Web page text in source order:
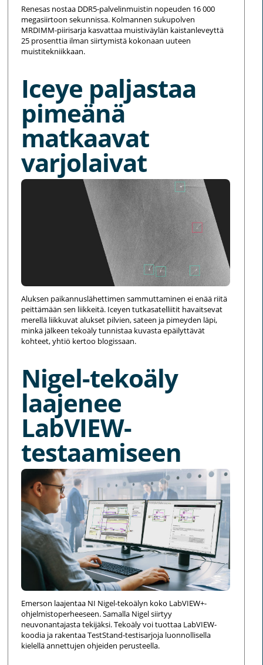
Renesas nostaa DDR5-palvelinmuistin nopeuden 16 000
megasiirtoon sekunnissa. Kolmannen sukupolven
MRDIMM-piirisarja kasvattaa muistiväylän kaistanleveyttä
25 prosenttia ilman siirtymistä kokonaan uuteen
muistitekniikkaan.
Iceye paljastaa
pimeänä
matkaavat
varjolaivat
Aluksen paikannuslähettimen sammuttaminen ei enää riitä
peittämään sen liikkeitä. Iceyen tutkasatelliitit havaitsevat
merellä liikkuvat alukset pilvien, sateen ja pimeyden läpi,
minkä jälkeen tekoäly tunnistaa kuvasta epäilyttävät
kohteet, yhtiö kertoo blogissaan.
Nigel-tekoäly
laajenee
LabVIEW-
testaamiseen
Emerson laajentaa NI Nigel-tekoälyn koko LabVIEW+-
ohjelmistoperheeseen. Samalla Nigel siirtyy
neuvonantajasta tekijäksi. Tekoäly voi tuottaa LabVIEW-
koodia ja rakentaa TestStand-testisarjoja luonnollisella
kielellä annettujen ohjeiden perusteella.